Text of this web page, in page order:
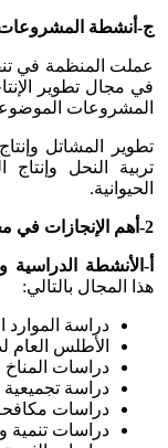
ج-أنشطة المشروعات
عملت المنظمة في
في مجال تطوير
المشروعات
تطوير المشاتل
تربية النحل وإنتاج
الحيوانية.
2-أهم الإنجازات في مجال تنمية الموارد الطبيعية وحماية البيئة:
أ-الأنشطة الدراسية
هذا المجال بالتالي:
دراسة الموارد
الأطلس العام
دراسات المناخ
دراسة
دراسات
دراسات تنمية